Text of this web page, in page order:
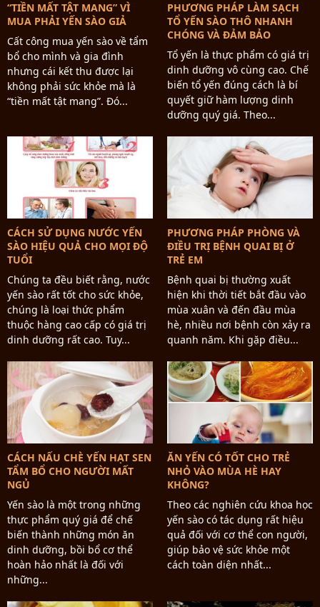
“TIỀN MẤT TẬT MANG” VÌ
MUA PHẢI YẾN SÀO GIẢ
Cất công mua yến sào về tẩm
bổ cho mình và gia đình
nhưng cái kết thu được lại
không phải sức khỏe mà là
“tiền mất tật mang”. Đó...
PHƯƠNG PHÁP LÀM SẠCH
TỔ YẾN SÀO THÔ NHANH
CHÓNG VÀ ĐẢM BẢO
Tổ yến là thực phẩm có giá trị
dinh dưỡng vô cùng cao. Chế
biến tổ yến đúng cách là bí
quyết giữ hàm lượng dinh
dưỡng quý giá. Theo...
CÁCH SỬ DỤNG NƯỚC YẾN
SÀO HIỆU QUẢ CHO MỌI ĐỘ
TUỔI
Chúng ta đều biết rằng, nước
yến sào rất tốt cho sức khỏe,
chúng là loại thức phẩm
thuộc hàng cao cấp có giá trị
dinh dưỡng rất cao. Tuy...
PHƯƠNG PHÁP PHÒNG VÀ
ĐIỀU TRỊ BỆNH QUAI BỊ Ở
TRẺ EM
Bệnh quai bị thường xuất
hiện khi thời tiết bắt đầu vào
mùa xuân và đến đầu mùa
hè, nhiều nơi bệnh còn xảy ra
quanh năm. Khi gặp điều...
CÁCH NẤU CHÈ YẾN HẠT SEN
TẨM BỔ CHO NGƯỜI MẤT
NGỦ
Yến sào là một trong những
thực phẩm quý giá để chế
biến thành những món ăn
dinh dưỡng, bồi bổ cơ thể
hoàn hảo nhất là đối với
những...
ĂN YẾN CÓ TỐT CHO TRẺ
NHỎ VÀO MÙA HÈ HAY
KHÔNG?
Theo các nghiên cứu khoa học
yến sào có tác dụng rất hiệu
quả đối với cơ thể con người,
giúp bảo vệ sức khỏe một
cách toàn diện nhất...